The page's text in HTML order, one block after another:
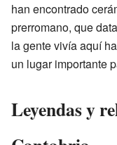
han encontrado
prerromano, que
la gente vivía aquí
un lugar importante
Leyendas y